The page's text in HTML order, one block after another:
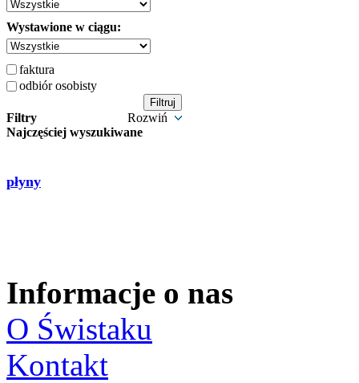
Wystawione w ciągu:
faktura
odbiór osobisty
Filtry
Rozwiń
Najczęściej wyszukiwane
płyny
Informacje o nas
O Świstaku
Kontakt